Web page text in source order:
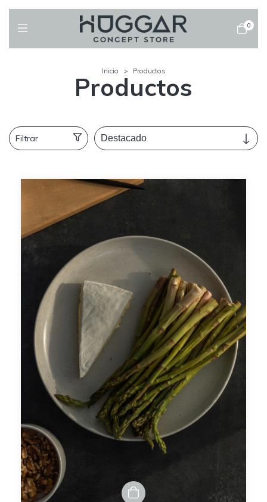
0
Inicio > Productos
Productos
Filtrar